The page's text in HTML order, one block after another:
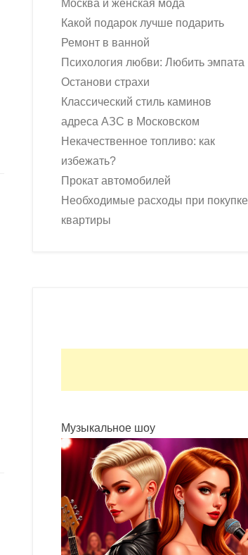
Москва и женская мода
Какой подарок лучше подарить
Ремонт в ванной
Психология любви: Любить эмпата
Останови страхи
Классический стиль каминов
адреса АЗС в Московском
Некачественное топливо: как
избежать?
Прокат автомобилей
Необходимые расходы при покупке
квартиры
Музыкальное шоу